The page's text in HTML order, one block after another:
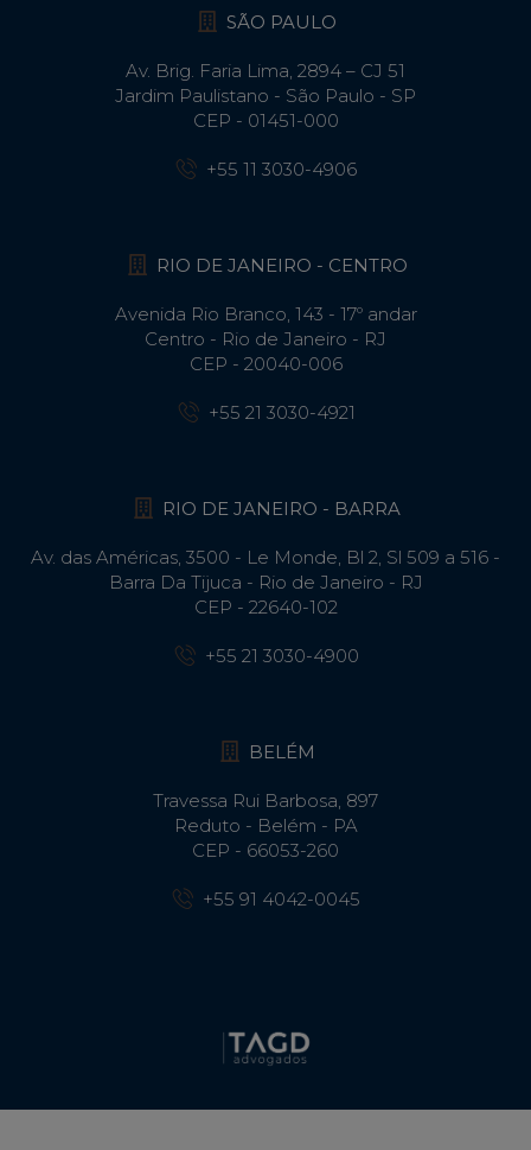
SÃO PAULO
Av. Brig. Faria Lima, 2894 – CJ 51
Jardim Paulistano - São Paulo - SP
CEP - 01451-000
+55 11 3030-4906
RIO DE JANEIRO - CENTRO
Avenida Rio Branco, 143 - 17º andar
Centro - Rio de Janeiro - RJ
CEP - 20040-006
+55 21 3030-4921
RIO DE JANEIRO - BARRA
Av. das Américas, 3500 - Le Monde, Bl 2, Sl 509 a 516 -
Barra Da Tijuca - Rio de Janeiro - RJ
CEP - 22640-102​
+55 21 3030-4900
BELÉM
Travessa Rui Barbosa, 897
Reduto - Belém - PA
CEP - 66053-260
+55 91 4042-0045